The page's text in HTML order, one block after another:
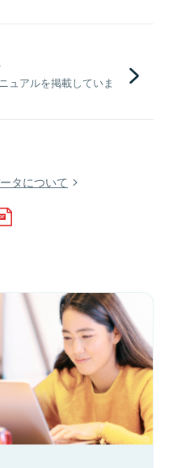
ュアルを掲載していま
タについて